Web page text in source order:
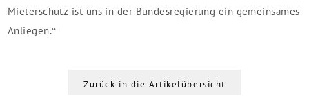
Mieterschutz ist uns in der Bundesregierung ein gemeinsames
Anliegen.“
Zurück in die Artikelübersicht